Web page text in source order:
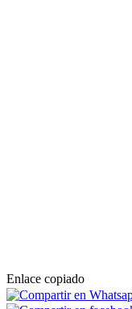
Enlace copiado